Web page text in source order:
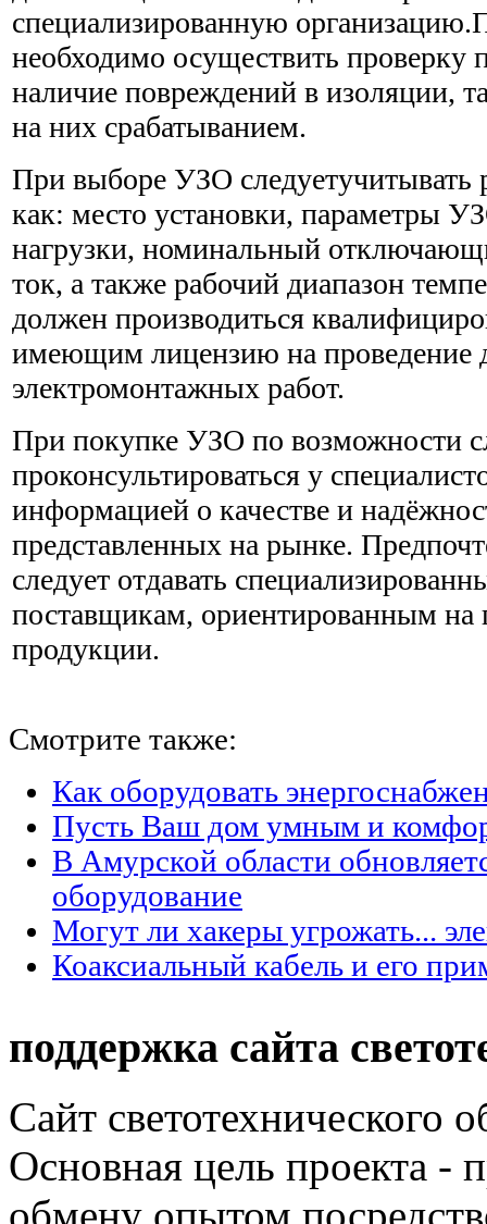
специализированную
необходимо осуществить проверку
наличие повреждений в изоляции,
на них срабатыванием.
При выборе УЗО следуетучитывать
как: место установки, параметры
нагрузки, номинальный
ток, а также рабочий диапазон
должен производиться
имеющим лицензию на проведение
электромонтажных работ.
При покупке УЗО по возможности
проконсультироваться у
информацией о качестве и
представленных на рынке.
следует отдавать
поставщикам, ориентированным на
продукции.
Смотрите также:
Как оборудовать
Пусть Ваш дом умным и
В Амурской области
оборудование
Могут ли хакеры угрожать...
Коаксиальный кабель и его
поддержка сайта
Сайт светотехнического
Основная цель проекта -